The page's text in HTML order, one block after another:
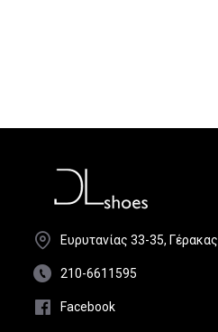
Ευρυτανίας 33-35, Γέρακας
210-6611595
Facebook